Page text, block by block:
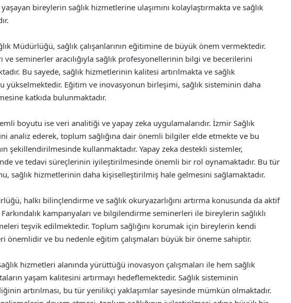
bireylerin sağlık hizmetlerine ulaşımını kolaylaştırmakta ve sağlık
Müdürlüğü, sağlık çalışanlarının eğitimine de büyük önem vermektedir.
seminerler aracılığıyla sağlık profesyonellerinin bilgi ve becerilerini
Bu sayede, sağlık hizmetlerinin kalitesi artırılmakta ve sağlık
yükselmektedir. Eğitim ve inovasyonun birleşimi, sağlık sisteminin daha
katkıda bulunmaktadır.
boyutu ise veri analitiği ve yapay zeka uygulamalarıdır. İzmir Sağlık
analiz ederek, toplum sağlığına dair önemli bilgiler elde etmekte ve bu
şekillendirilmesinde kullanmaktadır. Yapay zeka destekli sistemler,
ve tedavi süreçlerinin iyileştirilmesinde önemli bir rol oynamaktadır. Bu tür
sağlık hizmetlerinin daha kişiselleştirilmiş hale gelmesini sağlamaktadır.
halkı bilinçlendirme ve sağlık okuryazarlığını artırma konusunda da aktif
kampanyaları ve bilgilendirme seminerleri ile bireylerin sağlıklı
teşvik edilmektedir. Toplum sağlığını korumak için bireylerin kendi
önemlidir ve bu nedenle eğitim çalışmaları büyük bir öneme sahiptir.
hizmetleri alanında yürüttüğü inovasyon çalışmaları ile hem sağlık
yaşam kalitesini artırmayı hedeflemektedir. Sağlık sisteminin
artırılması, bu tür yenilikçi yaklaşımlar sayesinde mümkün olmaktadır.